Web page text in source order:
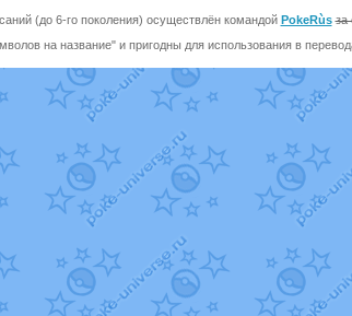
(до 6-го поколения) осуществлён командой PokeRùs за
на название" и пригодны для использования в